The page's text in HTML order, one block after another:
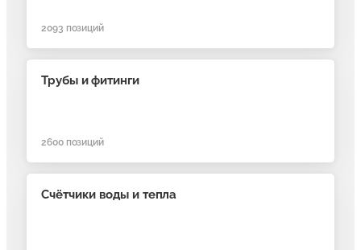
2093 позиций
Трубы и фитинги
2600позиций
Счётчики воды и тепла